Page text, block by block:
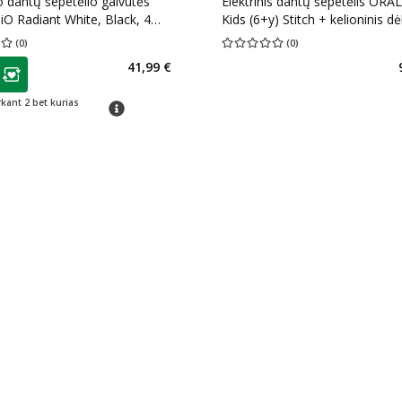
Radiant White, Black, 4
(0) 0.00
klubo narių nuolaida
2 bet kurias
patarimas
41,99 €
Kids (6+y) Stitch + kelioninis
vnt.
(0)
Vidutinis įvertinimas 0.00